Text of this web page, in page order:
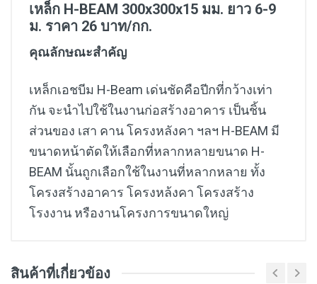
เหล็ก H-BEAM 300x300x15 มม. ยาว 6-9
ม. ราคา 26 บาท/กก.
คุณลักษณะสำคัญ
เหล็กเอชบีม H-Beam เด่นชัดคือปีกที่กว้างเท่า
กัน จะนำไปใช้ในงานก่อสร้างอาคาร เป็นชิ้น
ส่วนของ เสา คาน โครงหลังคา ฯลฯ H-BEAM มี
ขนาดหน้าตัดให้เลือกที่หลากหลายขนาด H-
BEAM นั้นถูกเลือกใช้ในงานที่หลากหลาย ทั้ง
โครงสร้างอาคาร โครงหล้งคา โครงสร้าง
โรงงาน หรืองานโครงการขนาดใหญ่
สินค้าที่เกี่ยวข้อง